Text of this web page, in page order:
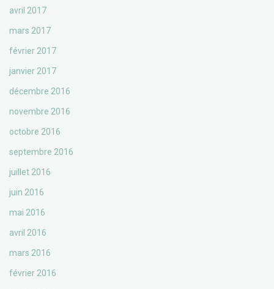
avril 2017
mars 2017
février 2017
janvier 2017
décembre 2016
novembre 2016
octobre 2016
septembre 2016
juillet 2016
juin 2016
mai 2016
avril 2016
mars 2016
février 2016